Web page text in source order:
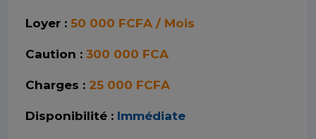
Loyer : 50 000 FCFA / Mois
Caution : 300 000 FCA
Charges : 25 000 FCFA
Disponibilité : Immédiate